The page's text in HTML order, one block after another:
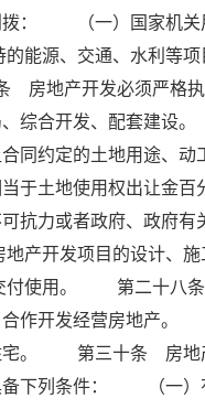
划拨： （一）国家
能源、交通、水利
地产开发必须严格执
、综合开发、配套建
同约定的土地用途、动
于土地使用权出让金
抗力或者政府、政府
开发项目的设计、施
使用。 第二十八条
合作开发经营房地产
宅。 第三十条 房地
具备下列条件： （一